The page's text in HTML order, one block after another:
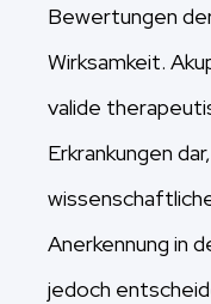
Bewertungen
Wirksamkeit.
valide
Erkrankungen
Anerkennung in
jedoch